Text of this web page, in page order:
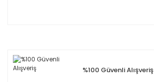
%100 Güvenli Alışveriş